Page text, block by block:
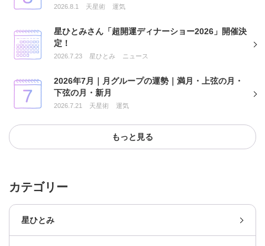
2026.8.1 天星術 運気
星ひとみさん「超開運ディナーショー2026」開催決
定！
2026.7.23 星ひとみ ニュース
2026年7月｜月グループの運勢｜満月・上弦の月・
下弦の月・新月
2026.7.21 天星術 運気
もっと見る
カテゴリー
星ひとみ